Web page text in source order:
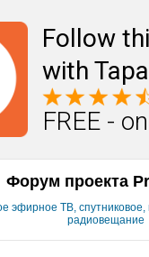
Follow
with
FREE -
Форум проекта
эфирное ТВ, спутниковое,
радиовещание